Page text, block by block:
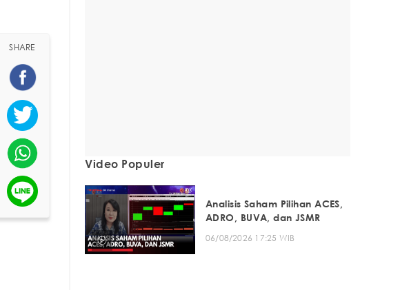
SHARE
Video Populer
Analisis Saham Pilihan ACES,
ADRO, BUVA, dan JSMR
06/08/2026 17:25 WIB